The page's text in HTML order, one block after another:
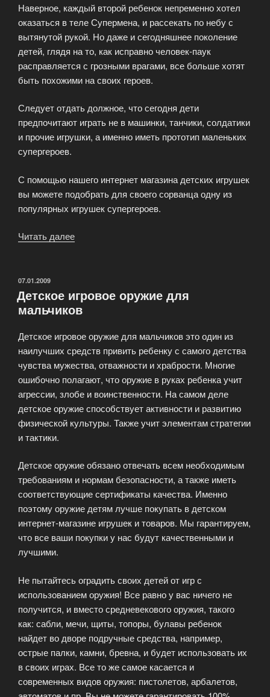
Наверное, каждый второй ребенок непременно хотел
оказаться в теле Супермена, и рассекать по небу с
вытянутой рукой. Но даже и сегодняшнее поколение
детей, глядя на то, как исправно человек-паук
расправляется с грозными врагами, все больше хотят
быть похожими на своих героев.
Следует отдать должное, что сегодня дети
предпочитают играть не в машинки, танчики, солдатики
и прочие игрушки, а именно иметь прототип маленьких
супергероев.
С помощью нашего интернет магазина детских игрушек
вы можете подобрать для своего сорванца одну из
популярных игрушек супергероев.
Читать далее
ОПУБЛИКОВАНО
07.01.2009
Детское игровое оружие для
мальчиков
Детское игровое оружие для мальчиков это один из
наилучших средств привить ребенку с самого детства
чувства мужества, отважности и храбрости. Многие
ошибочно полагают, что оружие в руках ребенка учит
агрессии, злобе и воинственности. На самом деле
детское оружие способствует активности и развитию
физической культуры. Также учит элементам стратегии
и тактики.
Детское оружие обязано отвечать всем необходимым
требованиям и нормам безопасности, а также иметь
соответствующие сертификаты качества. Именно
поэтому оружие детям лучше покупать в детском
интернет-магазине игрушек и товаров. Мы гарантируем,
что все ваши покупки у нас будут качественными и
лучшими.
Не пытайтесь оградить своих детей от игр с
использованием оружия! Все равно у вас ничего не
получится, и вместо средневекового оружия, такого
как: сабли, мечи, щиты, топоры, булавы ребенок
найдет во дворе подручные средства, например,
острые палки, камни, бревна, и будет использовать их
в своих играх. Все то же самое касается и
современных видов оружия: пистолетов, арбалетов,